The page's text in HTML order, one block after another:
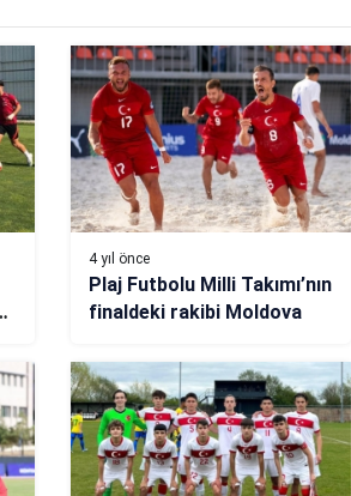
4 yıl önce
Plaj Futbolu Milli Takımı’nın
finaldeki rakibi Moldova